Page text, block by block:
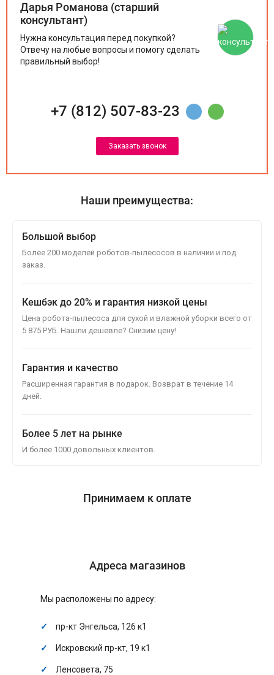
Дарья Романова (старший
консультант)
Нужна консультация перед покупкой?
Отвечу на любые вопросы и помогу сделать
правильный выбор!
+7 (812) 507-83-23
Заказать звонок
Наши преимущества:
Большой выбор
Более 200 моделей роботов-пылесосов в наличии и под
заказ.
Кешбэк до 20% и гарантия низкой цены
Цена робота-пылесоса для сухой и влажной уборки всего от
5 875 РУБ. Нашли дешевле? Снизим цену!
Гарантия и качество
Расширенная гарантия в подарок. Возврат в течение 14
дней.
Более 5 лет на рынке
И более 1000 довольных клиентов.
Принимаем к оплате
Адреса магазинов
Мы расположены по адресу:
пр-кт Энгельса, 126 к1
Искровский пр-кт, 19 к1
Ленсовета, 75